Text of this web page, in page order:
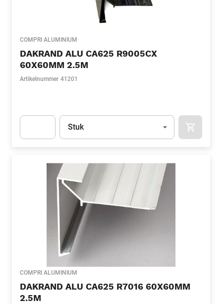
COMPRI ALUMINIUM
DAKRAND ALU CA625 R9005CX
60X60MM 2.5M
Artikelnummer 41201
Eenheid
Stuk
COMPRI ALUMINIUM
DAKRAND ALU CA625 R7016 60X60MM
2.5M